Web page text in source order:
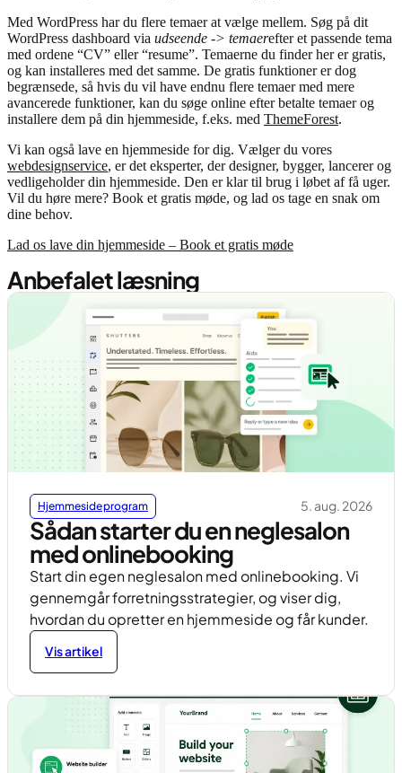
Med WordPress har du flere temaer at vælge mellem. Søg på dit
WordPress dashboard via udseende -> temaerefter et passende tema
med ordene “CV” eller “resume”. Temaerne du finder her er gratis,
og kan installeres med det samme. De gratis funktioner er dog
begrænsede, så hvis du vil have endnu flere temaer med mere
avancerede funktioner, kan du søge online efter betalte temaer og
installere dem på din hjemmeside, f.eks. med ThemeForest.
Vi kan også lave en hjemmeside for dig. Vælger du vores
webdesignservice, er det eksperter, der designer, bygger, lancerer og
vedligeholder din hjemmeside. Den er klar til brug i løbet af få uger.
Vil du høre mere? Book et gratis møde, og lad os tage en snak om
dine behov.
Lad os lave din hjemmeside – Book et gratis møde
Anbefalet læsning
Hjemmesideprogram 5. aug. 2026
Sådan starter du en neglesalon
med onlinebooking
Start din egen neglesalon med onlinebooking. Vi
gennemgår forretningsstrategier, og viser dig,
hvordan du opretter en hjemmeside og får kunder.
Vis artikel